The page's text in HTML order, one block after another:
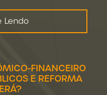
Lendo
FINANCEIRO
E REFORMA